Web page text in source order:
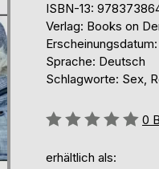
ISBN-13:
Verlag: Books on
Erscheinungsdatum:
Sprache: Deutsch
Schlagworte: Sex,
Bewertung::
0
erhältlich als: